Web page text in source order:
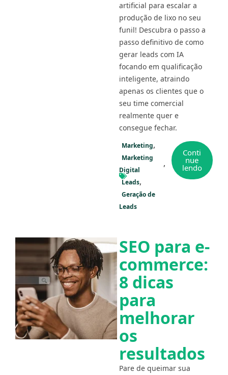
artificial para escalar a
produção de lixo no seu
funil! Descubra o passo a
passo definitivo de como
gerar leads com IA
focando em qualificação
inteligente, atraindo
apenas os clientes que o
seu time comercial
realmente quer e
consegue fechar.
Marketing
Marketing
Digital
Leads
Geração de
Leads
Conti
nue
lendo
SEO para e-
commerce:
8 dicas
para
melhorar
os
resultados
Pare de queimar sua